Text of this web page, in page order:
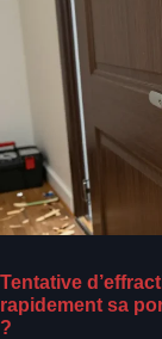
Tentative
rapidement sa
?